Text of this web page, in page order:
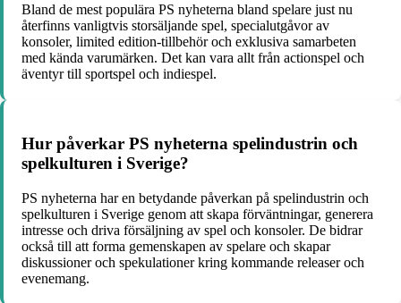
Bland de mest populära PS nyheterna bland spelare just nu
återfinns vanligtvis storsäljande spel, specialutgåvor av
konsoler, limited edition-tillbehör och exklusiva samarbeten
med kända varumärken. Det kan vara allt från actionspel och
äventyr till sportspel och indiespel.
Hur påverkar PS nyheterna spelindustrin och
spelkulturen i Sverige?
PS nyheterna har en betydande påverkan på spelindustrin och
spelkulturen i Sverige genom att skapa förväntningar, generera
intresse och driva försäljning av spel och konsoler. De bidrar
också till att forma gemenskapen av spelare och skapar
diskussioner och spekulationer kring kommande releaser och
evenemang.